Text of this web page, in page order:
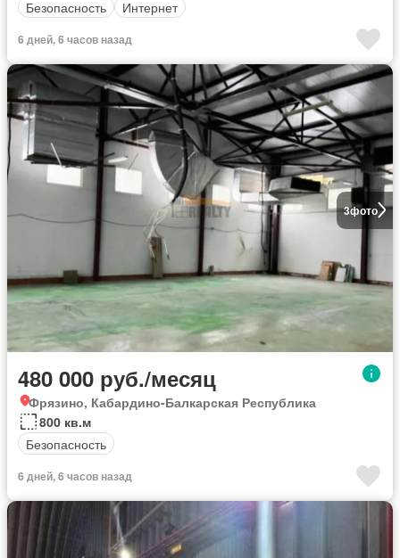
Безопасность
Интернет
6 дней, 6 часов назад
3фото
480 000 руб./месяц
Фрязино, Кабардино-Балкарская Республика
800 кв.м
Безопасность
6 дней, 6 часов назад